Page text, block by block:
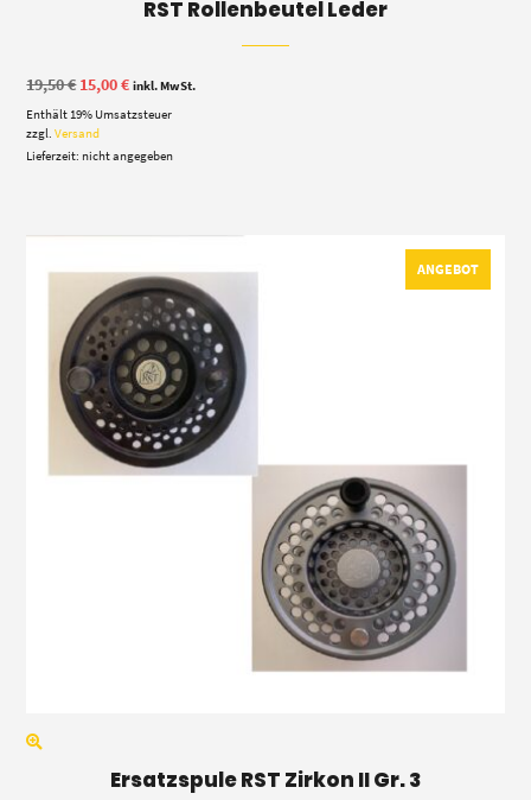
RST Rollenbeutel Leder
19,50€ Ursprünglicher
Preis
war:
19,50 €
15,00€Aktueller
ist:
inkl. MwSt.
Enthält 19% Umsatzsteuer
zzgl.Versand
Lieferzeit: nicht angegeben
ANGEBOT
Ersatzspule RST Zirkon II Gr. 3